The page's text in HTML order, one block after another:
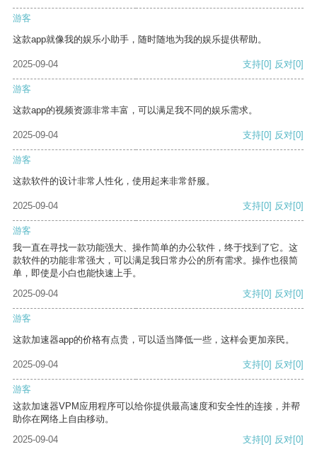
游客
这款app就像我的娱乐小助手，随时随地为我的娱乐提供帮助。
2025-09-04 支持[0] 反对[0]
游客
这款app的视频资源非常丰富，可以满足我不同的娱乐需求。
2025-09-04 支持[0] 反对[0]
游客
这款软件的设计非常人性化，使用起来非常舒服。
2025-09-04 支持[0] 反对[0]
游客
我一直在寻找一款功能强大、操作简单的办公软件，终于找到了它。这
款软件的功能非常强大，可以满足我日常办公的所有需求。操作也很简
单，即使是小白也能快速上手。
2025-09-04
支持[0] 反对[0]
游客
这款加速器app的价格有点贵，可以适当降低一些，这样会更加亲民。
2025-09-04 支持[0] 反对[0]
游客
这款加速器VPM应用程序可以给你提供最高速度和安全性的连接，并帮
助你在网络上自由移动。
2025-09-04
支持[0] 反对[0]